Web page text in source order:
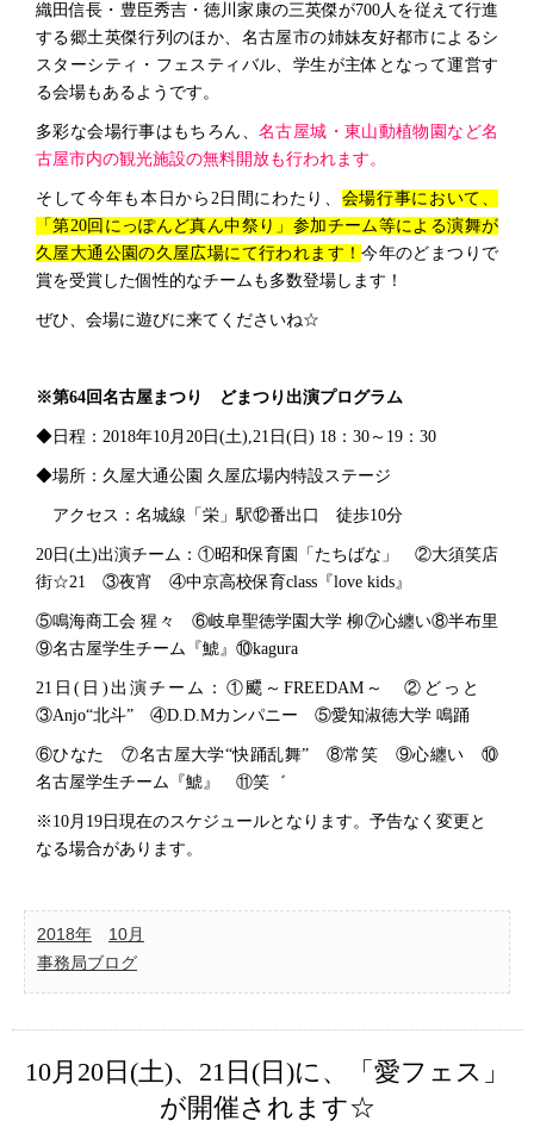
織田信長・豊臣秀吉・徳川家康の三英傑が700人を従えて行進
する郷土英傑行列のほか、名古屋市の姉妹友好都市によるシ
スターシティ・フェスティバル、学生が主体となって運営す
る会場もあるようです。
多彩な会場行事はもちろん、 名古屋城・東山動植物園など名
古屋市内の観光施設の無料開放も行われます。
そして今年も本日から2日間にわたり、 会場行事において、
「第20回にっぽんど真ん中祭り」参加チーム等による演舞が
久屋大通公園の久屋広場にて行われます！今年のどまつりで
賞を受賞した個性的なチームも多数登場します！
ぜひ、会場に遊びに来てくださいね☆
※第64回名古屋まつり どまつり出演プログラム
◆日程：2018年10月20日(土),21日(日) 18：30～19：30
◆場所：久屋大通公園 久屋広場内特設ステージ
アクセス：名城線「栄」駅⑫番出口 徒歩10分
20日(土)出演チーム：①昭和保育園「たちばな」 ②大須笑店
街☆21 ③夜宵 ④中京高校保育class『love kids』
⑤鳴海商工会 猩々 ⑥岐阜聖徳学園大学 柳⑦心纏い⑧半布里
⑨名古屋学生チーム『鯱』⑩kagura
21日(日)出演チーム：①飃～FREEDAM～ ②どっと
③Anjo“北斗” ④D.D.Mカンパニー ⑤愛知淑徳大学 鳴踊
⑥ひなた ⑦名古屋大学“快踊乱舞” ⑧常笑 ⑨心纏い ⑩
名古屋学生チーム『鯱』 ⑪笑゛
※10月19日現在のスケジュールとなります。予告なく変更と
なる場合があります。
2018年
10月
事務局ブログ
10月20日(土)、21日(日)に、「愛フェス」
が開催されます☆